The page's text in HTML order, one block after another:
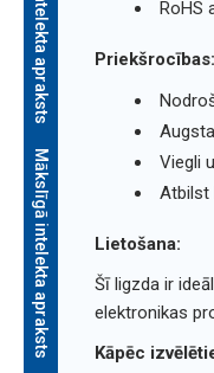
Mākslīgā intelekta apraksts
RoHS
Priekšrocības:
Viegli
Atbilst
Lietošana:
Šī ligzda ir
elektronikas
Kāpēc